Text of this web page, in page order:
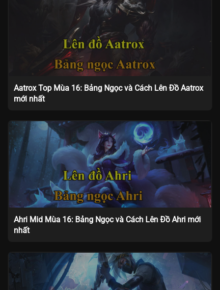
Aatrox Top Mùa 16: Bảng Ngọc và Cách Lên Đồ Aatrox
mới nhất
Ahri Mid Mùa 16: Bảng Ngọc và Cách Lên Đồ Ahri mới
nhất